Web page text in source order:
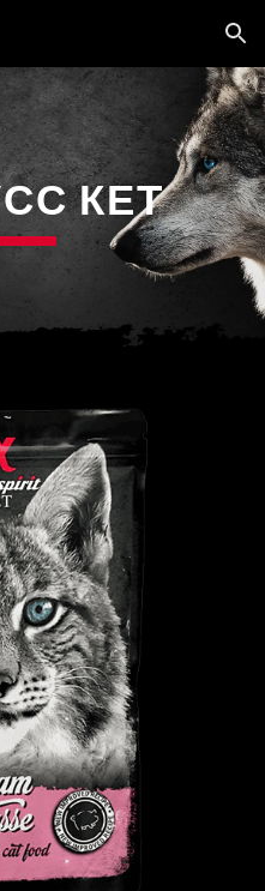
Skip to navigation
КЕТ